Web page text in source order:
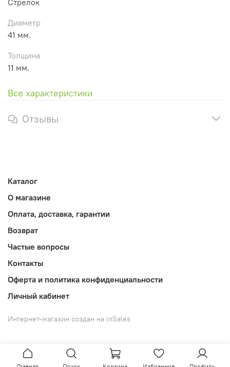
Диаметр
41 мм.
Толщина
11 мм.
Все характеристики
Отзывы
Каталог
О магазине
Оплата, доставка, гарантии
Возврат
Частые вопросы
Контакты
Оферта и политика конфиденциальности
Личный кабинет
Интернет-магазин создан на inSales